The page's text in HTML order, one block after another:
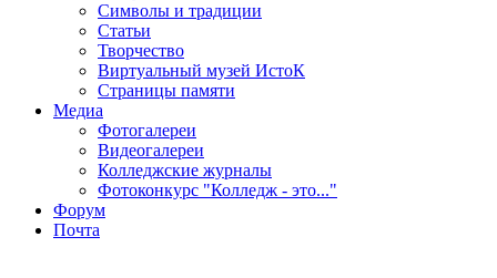
Символы и традиции
Статьи
Творчество
Виртуальный музей ИстоК
Страницы памяти
Медиа
Фотогалереи
Видеогалереи
Колледжские журналы
Фотоконкурс "Колледж - это..."
Форум
Почта